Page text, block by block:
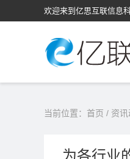
欢迎来到亿思互联信息
当前位置： 首页 / 资讯
为各行业